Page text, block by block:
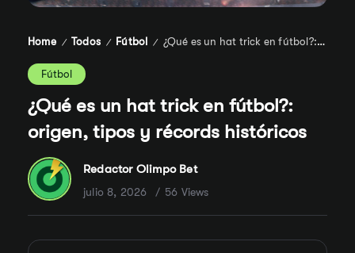
Home / Todos / Fútbol / ¿Qué es un hat trick en fútbol?: origen, tipos y récords históricos
Fútbol
¿Qué es un hat trick en fútbol?:
origen, tipos y récords históricos
Redactor Olimpo Bet
julio 8, 2026 56 Views